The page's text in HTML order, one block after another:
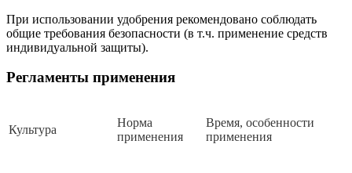
При использовании удобрения рекомендовано соблюдать
общие требования безопасности (в т.ч. применение средств
индивидуальной защиты).
Регламенты применения
Культура
Норма
применения
Время, особенности
применения